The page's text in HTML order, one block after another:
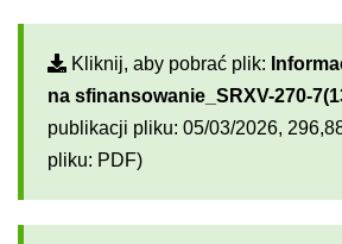
Kliknij, aby pobrać plik:
na sfinansowanie_SRXV-270-
publikacji pliku: 05/03/2026,
pliku: PDF)